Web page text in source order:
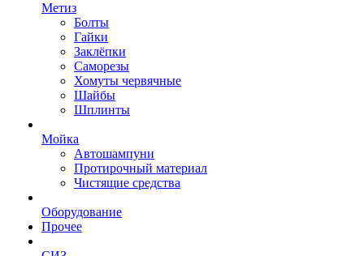
Метиз
Болты
Гайки
Заклёпки
Саморезы
Хомуты червячные
Шайбы
Шплинты
Мойка
Автошампуни
Протирочный материал
Чистящие средства
Оборудование
Прочее